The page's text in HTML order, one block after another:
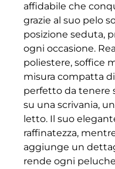
affidabile che
grazie al suo pelo
posizione seduta,
ogni occasione.
poliestere, soffice
misura compatta
perfetto da tenere
su una scrivania,
letto. Il suo
raffinatezza,
aggiunge un
rende ogni